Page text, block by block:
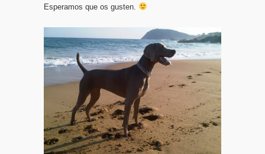
Esperamos que os gusten.